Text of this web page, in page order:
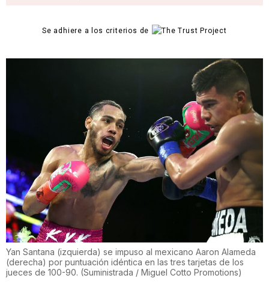
Se adhiere a los criterios de
Yan Santana (izquierda) se impuso al mexicano Aaron Alameda
(derecha) por puntuación idéntica en las tres tarjetas de los
jueces de 100-90. (Suministrada / Miguel Cotto Promotions)